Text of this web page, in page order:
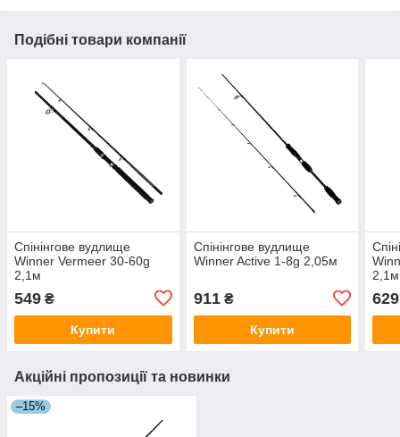
Подібні товари компанії
Спінінгове вудлище
Winner Vermeer 30-60g
2,1м
549 ₴
Купити
Спінінгове вудлище
Winner Active 1-8g 2,05м
911₴
Купити
2,1м
629
Акційні пропозиції та новинки
–15%